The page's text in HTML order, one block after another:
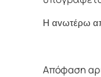
Η αvωτέρω
Απόφαση